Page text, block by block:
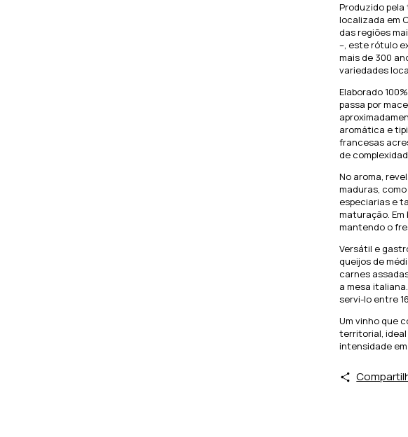
Produzido pela
localizada em
das regiões
–, este rótulo
mais de 300
variedades
Elaborado
passa por
aromática e
francesas
de
No aroma,
maduras,
especiarias e
maturação.
mantendo o
Versátil e
queijos de
carnes
a mesa
servi-lo entre
Um vinho que
territorial,
intensidade